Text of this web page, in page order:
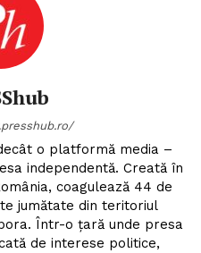
o platformă media –
independentă. Creată în
coagulează 44 de
jumătate din teritoriul
Într-o țară unde presa
de interese politice,